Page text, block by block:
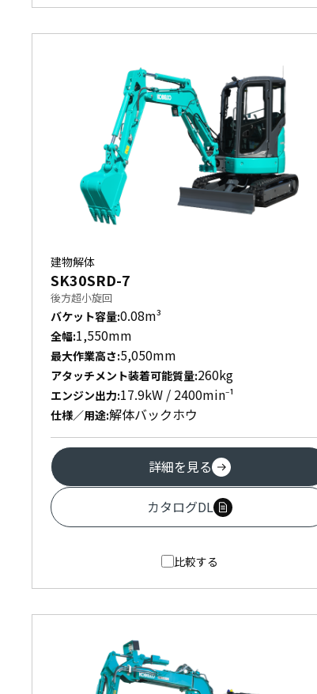
建物解体
SK30SRD-7
後方超小旋回
バケット容量:0.08m³
全幅:1,550mm
最大作業高さ:5,050mm
アタッチメント装着可能質量:260kg
エンジン出力:17.9kW / 2400min⁻¹
仕様／用途:解体バックホウ
詳細を見る
カタログDL
比較する